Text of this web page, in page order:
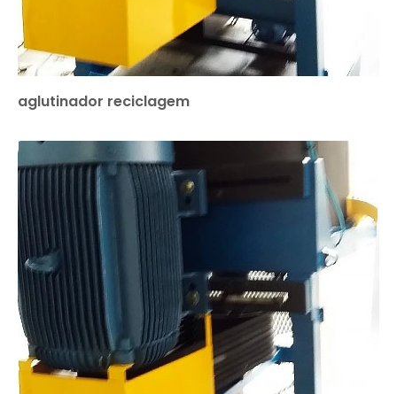
aglutinador reciclagem